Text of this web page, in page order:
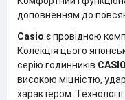
доповненням до
Casio є провідною
Колекція цього
серію годинників
високою міцністю,
характером.